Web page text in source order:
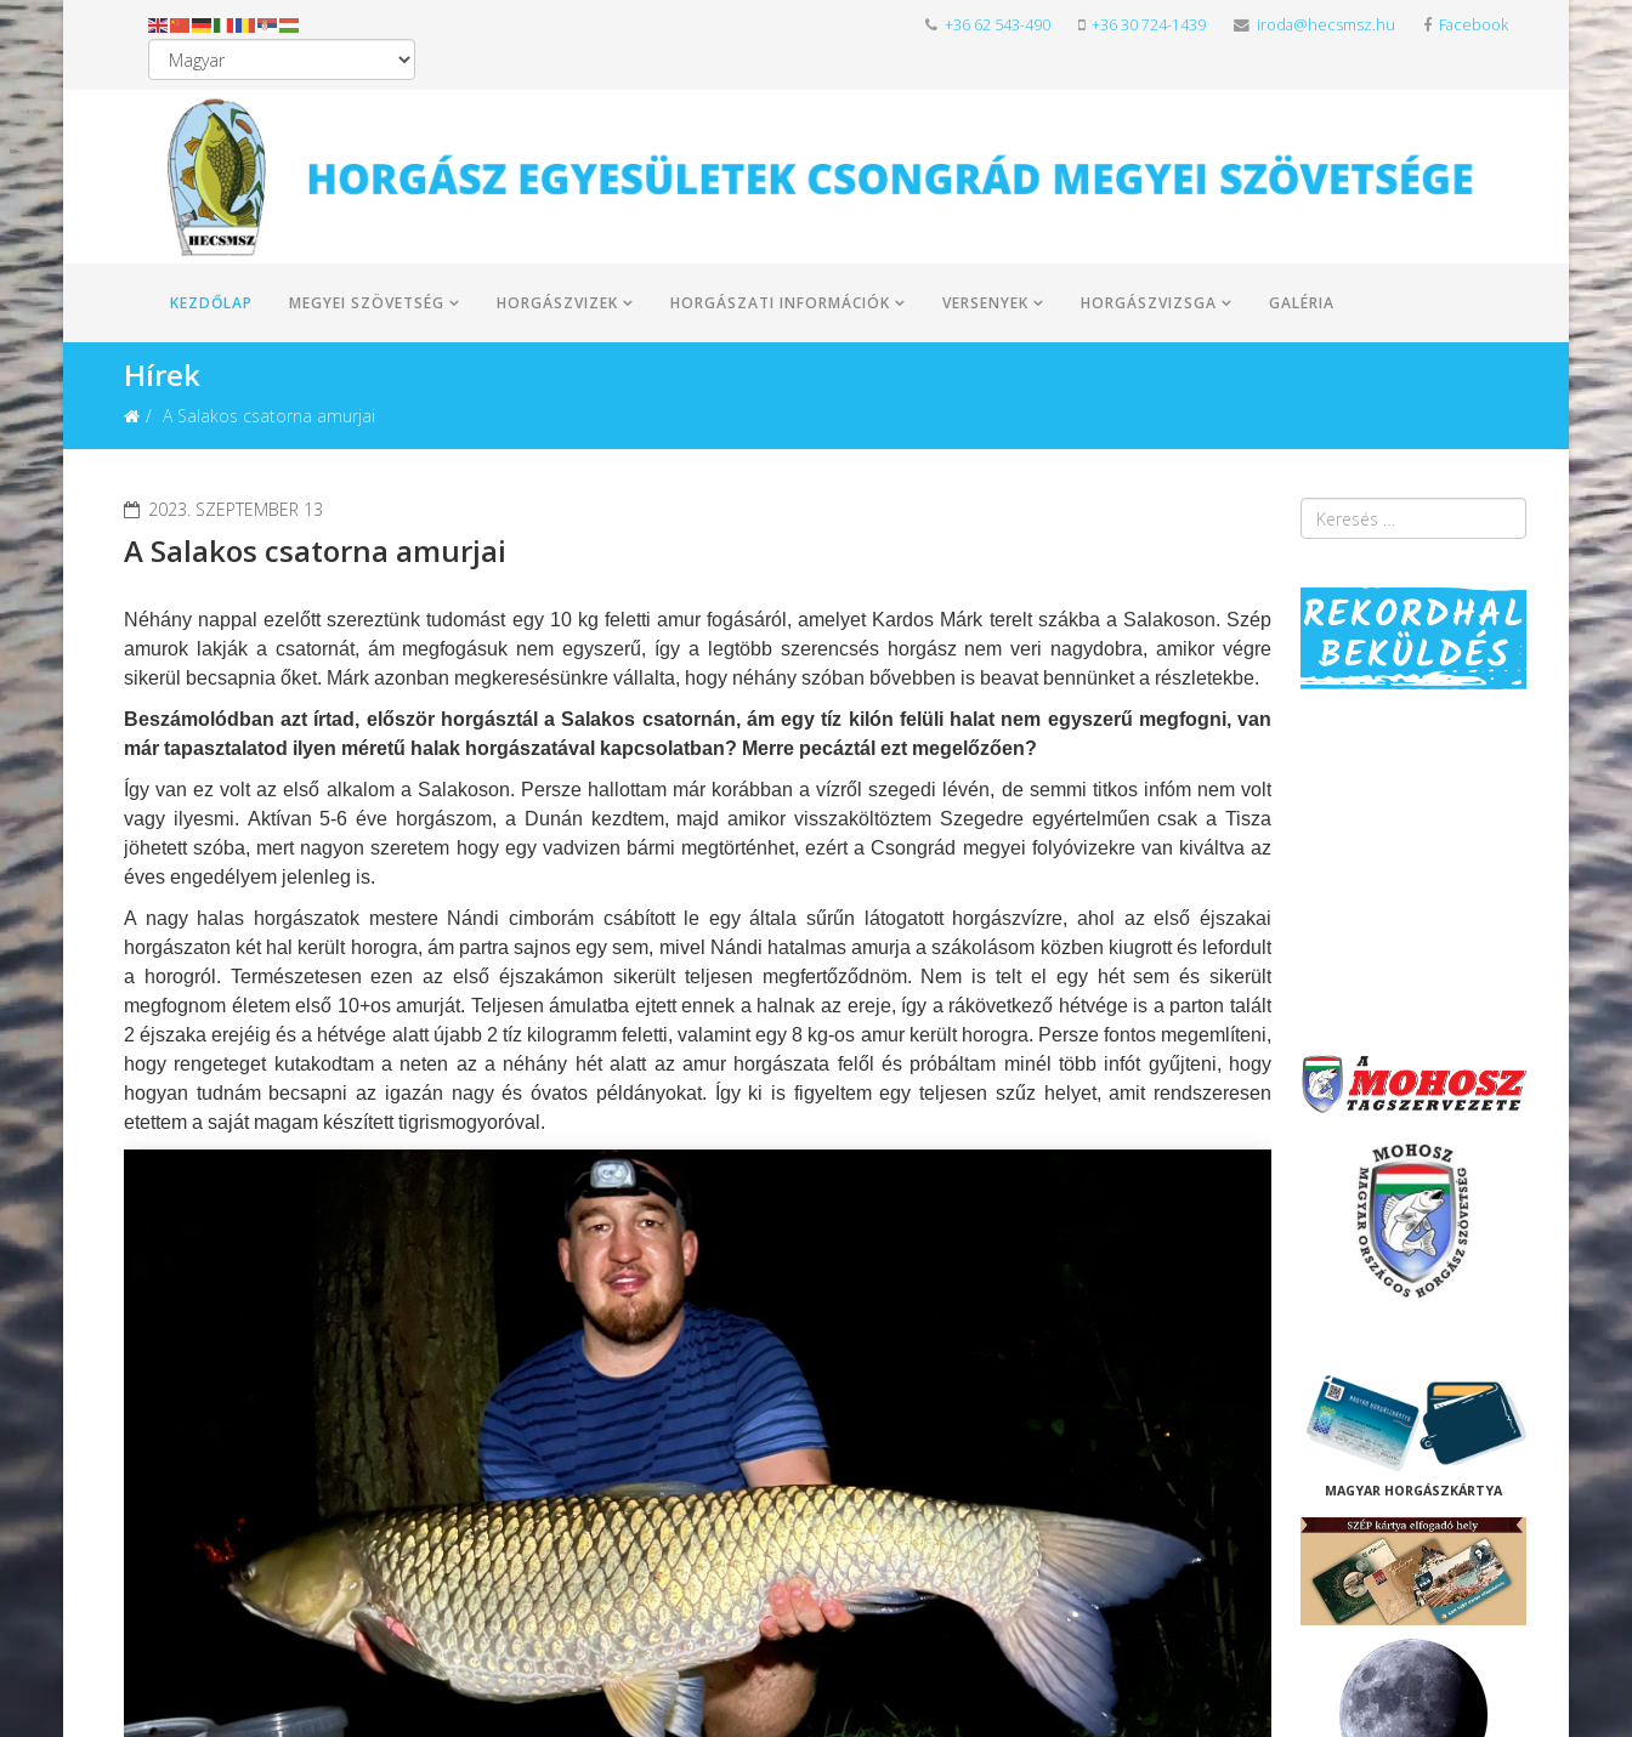
+36 62 543-490 +36 30 724-1439 iroda@hecsmsz.hu Facebook
KEZDŐLAP MEGYEI SZÖVETSÉG HORGÁSZVIZEK HORGÁSZATI INFORMÁCIÓK VERSENYEK HORGÁSZVIZSGA GALÉRIA
Hírek
A Salakos csatorna amurjai
2023. SZEPTEMBER 13
A Salakos csatorna amurjai
Néhány nappal ezelőtt szereztünk tudomást egy 10 kg feletti amur fogásáról, amelyet Kardos Márk terelt szákba a Salakoson. Szép
amurok lakják a csatornát, ám megfogásuk nem egyszerű, így a legtöbb szerencsés horgász nem veri nagydobra, amikor végre
sikerül becsapnia őket. Márk azonban megkeresésünkre vállalta, hogy néhány szóban bővebben is beavat bennünket a részletekbe.
Beszámolódban azt írtad, először horgásztál a Salakos csatornán, ám egytíz kilón felüli halat nem egyszerű megfogni, van
már tapasztalatod ilyen méretű halak horgászatával kapcsolatban? Merre pecáztál ezt megelőzően?
Így van ez volt az első alkalom a Salakoson. Persze hallottam már korábban a vízről szegedi lévén, de semmi titkos infóm nem volt
vagy ilyesmi. Aktívan 5-6 éve horgászom, a Dunán kezdtem, majd amikor visszaköltöztem Szegedre egyértelműen csak a Tisza
jöhetett szóba, mert nagyon szeretem hogy egy vadvizen bármi megtörténhet, ezért a Csongrád megyei folyóvizekre van kiváltva az
éves engedélyem jelenleg is.
A nagy halas horgászatok mestere Nándi cimborám csábított le egy általa sűrűn látogatott horgászvízre, ahol az első éjszakai
horgászaton két hal került horogra, ám partra sajnos egy sem, mivel Nándi hatalmas amurja a szákolásom közben kiugrott és lefordult
a horogról. Természetesen ezen az első éjszakámon sikerült teljesen megfertőződnöm. Nem is telt el egy hét sem és sikerült
megfognom életem első 10+os amurját. Teljesen ámulatba ejtett ennek a halnak az ereje, így a rákövetkező hétvége is a parton talált
2 éjszaka erejéig és a hétvége alatt újabb 2 tíz kilogramm feletti, valamint egy 8 kg-os amur került horogra. Persze fontos megemlíteni,
hogy rengeteget kutakodtam a neten az a néhány hét alatt az amur horgászata felől és próbáltam minél több infót gyűjteni, hogy
hogyan tudnám becsapni az igazán nagy és óvatos példányokat. Így ki is figyeltem egy teljesen szűz helyet, amit rendszeresen
etettem a saját magam készített tigrismogyoróval.
MAGYAR HORGÁSZKÁRTYA